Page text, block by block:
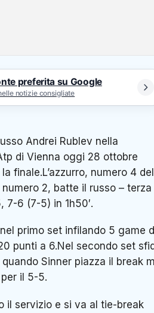
preferita su Google
notizie consigliate
Andrei Rublev nella
di Vienna oggi 28 ottobre
finale.L’azzurro, numero 4 del
2, batte il russo – terza
7-6 (7-5) in 1h50′.
primo set infilando 5 game
punti a 6.Nel secondo set
Sinner piazza il break
il 5-5.
il servizio e si va al tie-break